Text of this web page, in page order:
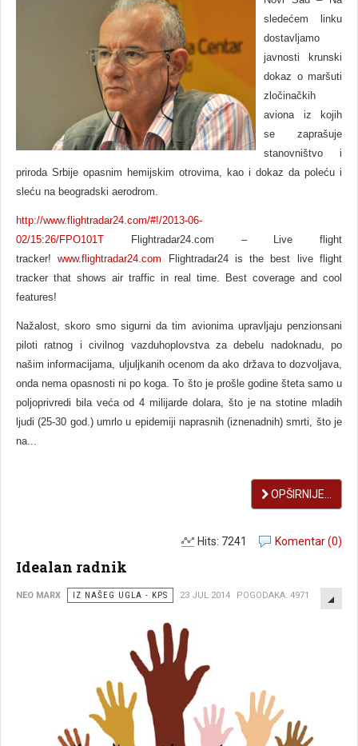
sledećem linku
dostavljamo
javnosti krunski
dokaz o maršuti
zločinačkih
aviona iz kojih
se zaprašuje
stanovništvo i
priroda Srbije opasnim hemijskim otrovima, kao i dokaz da poleću i
sleću na beogradski aerodrom.
http://www.flightradar24.com/#!/2013-06-
02/15:26/FPO101T Flightradar24.com – Live flight
tracker!www.flightradar24.com Flightradar24 is the best live flight
tracker that shows air traffic in real time. Best coverage and cool
features!
Nažalost, skoro smo sigurni da tim avionima upravljaju penzionsani
piloti ratnog i civilnog vazduhoplovstva za debelu nadoknadu, po
našim informacijama, uljuljkanih ocenom da ako država to dozvoljava,
onda nema opasnosti ni po koga. To što je prošle godine šteta samo u
poljoprivredi bila veća od 4 milijarde dolara, što je na stotine mladih
ljudi (25-30 god.) umrlo u epidemiji naprasnih (iznenadnih) smrti, što je
na...
OPŠIRNIJE...
Komentar (0)
Hits: 7241
Idealan radnik
NEO MARX IZ NAŠEG UGLA - KPS 23 JUL 2014 POGODAKA: 4971